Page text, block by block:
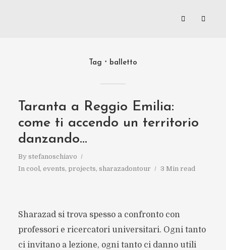
Tag balletto
Taranta a Reggio Emilia:
come ti accendo un territorio
danzando…
By stefanoschiavo
In cool, events, projects, sharazadontour 3 Min read
Sharazad si trova spesso a confronto con
professori e ricercatori universitari. Ogni tanto
ci invitano a lezione, ogni tanto ci danno utili